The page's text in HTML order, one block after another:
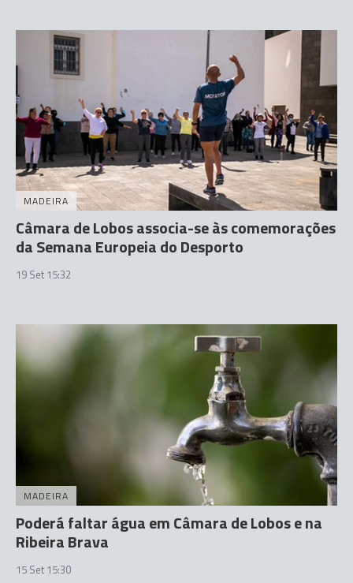
MADEIRA
Câmara de Lobos associa-se às comemorações
da Semana Europeia do Desporto
19 Set 15:32
MADEIRA
Poderá faltar água em Câmara de Lobos e na
Ribeira Brava
15 Set 15:30